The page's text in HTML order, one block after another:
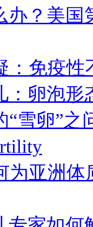
办？美
：免疫
：卵泡
“雪卵”
为亚洲